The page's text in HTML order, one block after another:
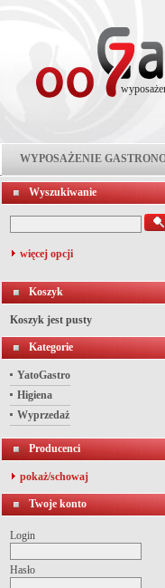
WYPOSAŻENIE
Wyszukiwanie
więcej opcji
Koszyk
Koszyk jest pusty
Kategorie
YatoGastro
Higiena
Wyprzedaż
Producenci
pokaż/schowaj
Twoje konto
Login
Hasło